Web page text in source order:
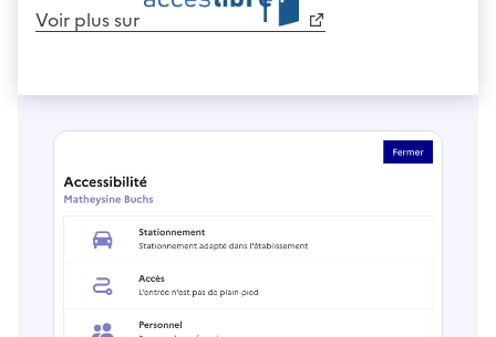
Voir plus sur